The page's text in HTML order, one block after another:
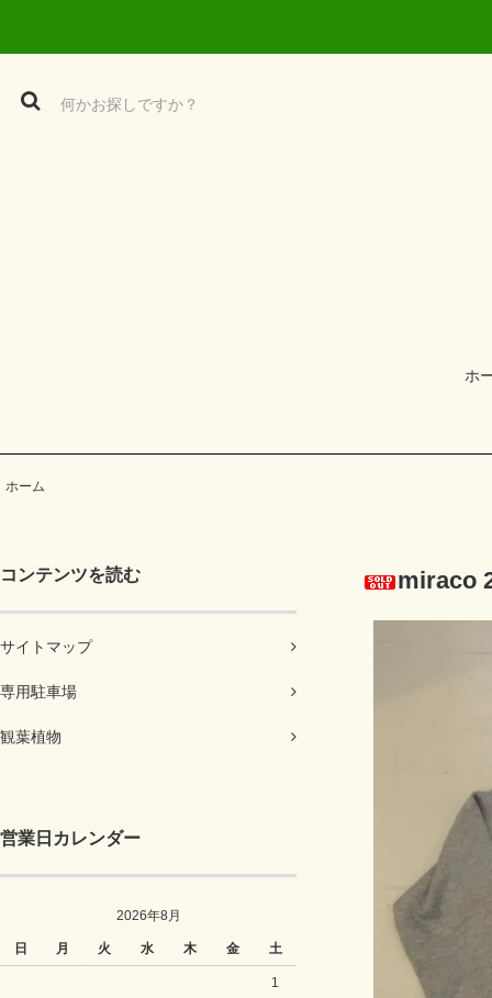
ホ
ホーム
コンテンツを読む
サイトマップ
専用駐車場
観葉植物
営業日カレンダー
2026年8月
日 月 火 水 木 金 土
1
miraco